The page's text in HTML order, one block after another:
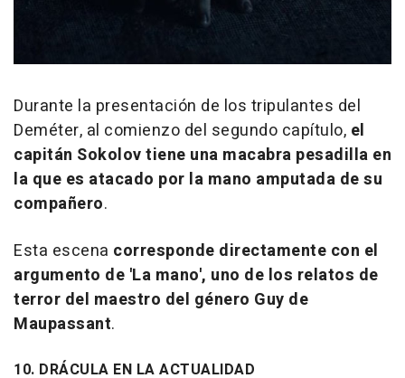
Durante la presentación de los tripulantes del
Deméter, al comienzo del segundo capítulo, el
capitán Sokolov tiene una macabra pesadilla en
la que es atacado por la mano amputada de su
compañero.
Esta escena corresponde directamente con el
argumento de 'La mano', uno de los relatos de
terror del maestro del género Guy de
Maupassant.
10. DRÁCULA EN LA ACTUALIDAD